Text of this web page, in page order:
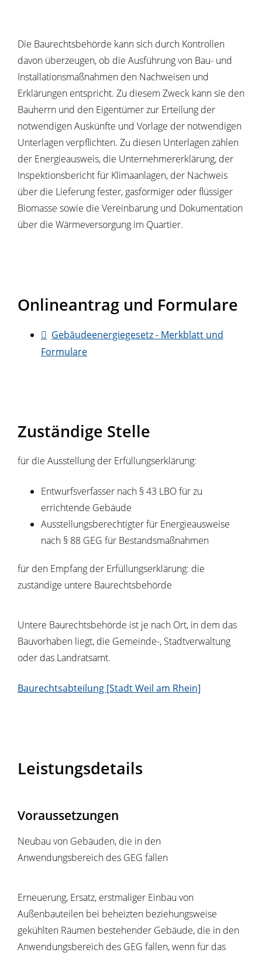
Die Baurechtsbehörde kann sich durch Kontrollen
davon überzeugen, ob die Ausführung von Bau- und
Installationsmaßnahmen den Nachweisen und
Erklärungen entspricht. Zu diesem Zweck kann sie den
Bauherrn und den Eigentümer zur Erteilung der
notwendigen Auskünfte und Vorlage der notwendigen
Unterlagen verpflichten. Zu diesen Unterlagen zählen
der Energieausweis, die Unternehmererklärung, der
Inspektionsbericht für Klimaanlagen, der Nachweis
über die Lieferung fester, gasförmiger oder flüssiger
Biomasse sowie die Vereinbarung und Dokumentation
über die Wärmeversorgung im Quartier.
Onlineantrag und Formulare
Gebäudeenergiegesetz - Merkblatt und
Formulare
Zuständige Stelle
für die Ausstellung der Erfüllungserklärung:
Entwurfsverfasser nach § 43 LBO für zu
errichtende Gebäude
Ausstellungsberechtigter für Energieausweise
nach § 88 GEG für Bestandsmaßnahmen
für den Empfang der Erfüllungserklärung: die
zuständige untere Baurechtsbehörde
Untere Baurechtsbehörde ist je nach Ort, in dem das
Bauvorhaben liegt, die Gemeinde-, Stadtverwaltung
oder das Landratsamt.
Baurechtsabteilung [Stadt Weil am Rhein]
Leistungsdetails
Voraussetzungen
Neubau von Gebäuden, die in den
Anwendungsbereich des GEG fallen
Erneuerung, Ersatz, erstmaliger Einbau von
Außenbauteilen bei beheizten beziehungsweise
gekühlten Räumen bestehender Gebäude, die in den
Anwendungsbereich des GEG fallen, wenn für das